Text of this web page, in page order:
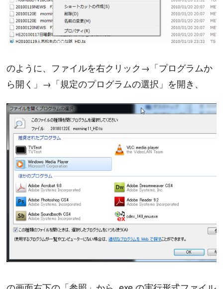
のように、ファイルを右クリック→「プログラムか
ら開く」→「規定のプログラムの選択」を開き、